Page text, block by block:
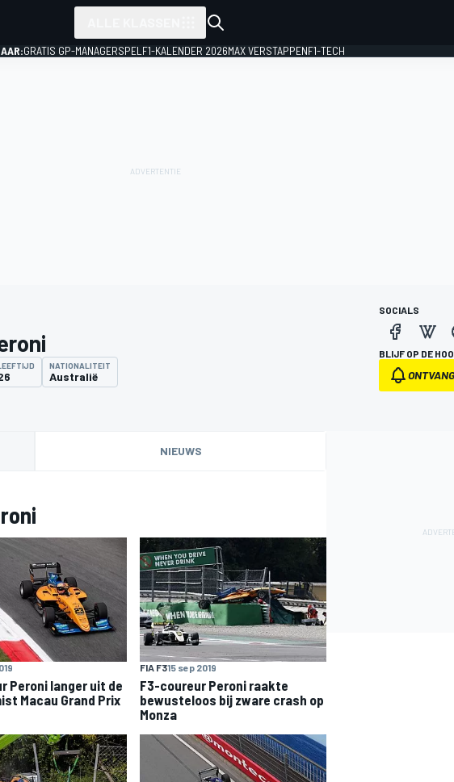
GRATIS GP-MANAGERSPEL F1-KALENDER 2026MAX VERSTAPPENF1-TECH
NATIONALITEIT
Australië
SOCIALS
BLIJF OP DE
NIEUWS
Peroni langer uit de
Macau Grand Prix
FIA F315 sep 2019
F3-coureur Peroni raakte
bewusteloos bij zware crash op
Monza